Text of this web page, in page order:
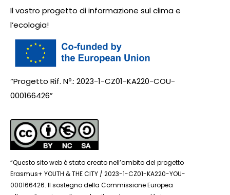
Il vostro progetto di informazione sul clima e
l’ecologia!
“Progetto Rif. Nº.: 2023-1-CZ01-KA220-COU-
000166426”
“Questo sito web è stato creato nell’ambito del progetto
Erasmus+ YOUTH & THE CITY / 2023-1-CZ01-KA220-YOU-
000166426. Il sostegno della Commissione Europea